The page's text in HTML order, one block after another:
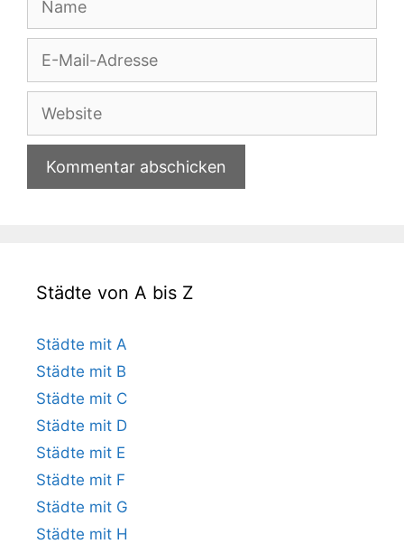
Adresse
Website
Städte von A bis Z
Städte mit A
Städte mit B
Städte mit C
Städte mit D
Städte mit E
Städte mit F
Städte mit G
Städte mit H